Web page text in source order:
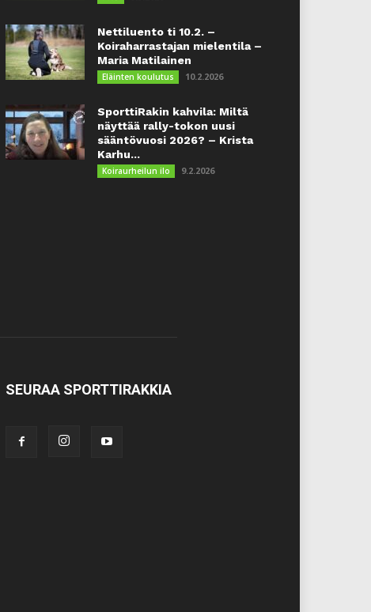
Nettiluento ti 10.2. –
Koiraharrastajan mielentila –
Maria Matilainen
Eläinten koulutus 10.2.2026
SporttiRakin kahvila: Miltä
näyttää rally-tokon uusi
sääntövuosi 2026? – Krista
Karhu...
Koiraurheilun ilo 9.2.2026
SEURAA SPORTTIRAKKIA